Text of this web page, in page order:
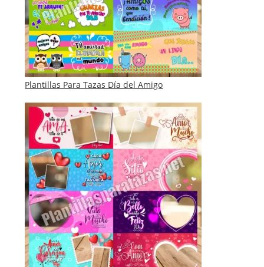
Plantillas Para Tazas Día del Amigo